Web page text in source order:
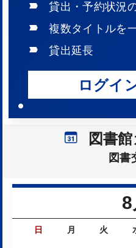
2026年06月30日
お知らせ
夏休み課題図書の貸出・予約に
【いこっと・いろ葉】☆スラ
図書館でボランティアしません
お知ら
【ひまわり号】令和８年度 移
お知らせ
インスタグラムで情報発信中で
貸出・予約状況
複数タイトルを
貸出延長
ログイ
図書
図書
8
日 月 火